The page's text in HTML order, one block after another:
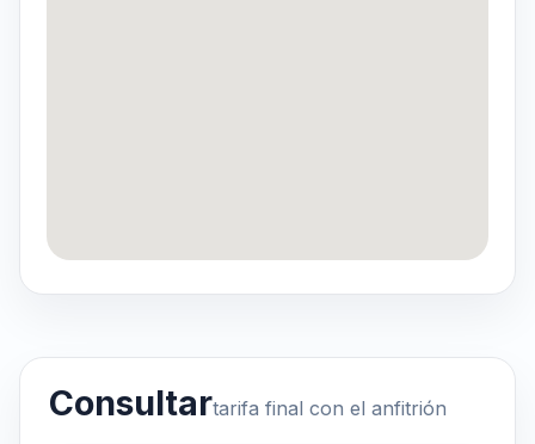
Consultartarifa final con el anfitrión